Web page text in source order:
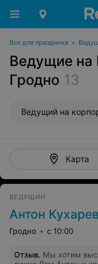
Все для праздника •
Ведущие на
Гродно 13
Ведущий на
Карта
ВЕДУЩИЙ
Антон
Гродно с 10:00
Отзыв. Мы хотим